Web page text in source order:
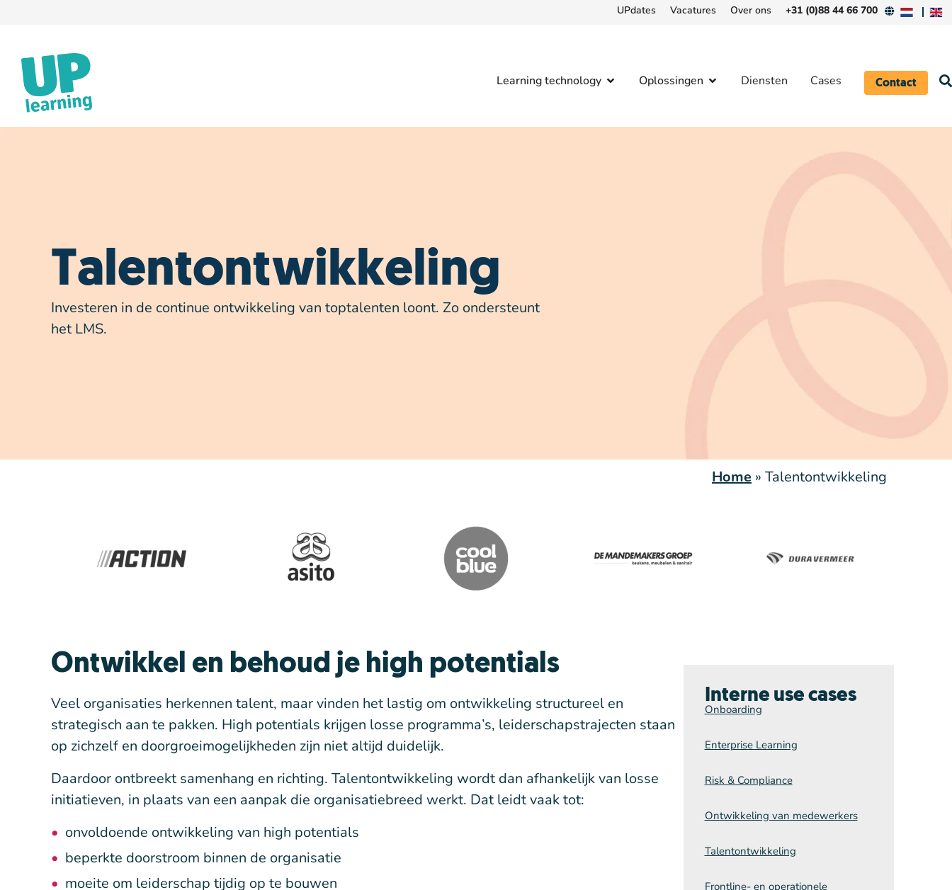
UPdates Vacatures Over ons +31 (0)88 44 66 700
Learning technology Oplossingen Diensten Cases Contact
Talentontwikkeling
Investeren in de continue ontwikkeling van toptalenten loont. Zo ondersteunt
het LMS.
Home » Talentontwikkeling
Ontwikkel en behoud je high potentials
Veel organisaties herkennen talent, maar vinden het lastig om ontwikkeling structureel en
strategisch aan te pakken. High potentials krijgen losse programma’s, leiderschapstrajecten staan
op zichzelf en doorgroeimogelijkheden zijn niet altijd duidelijk.
Daardoor ontbreekt samenhang en richting. Talentontwikkeling wordt dan afhankelijk van losse
initiatieven, in plaats van een aanpak die organisatiebreed werkt. Dat leidt vaak tot:
onvoldoende ontwikkeling van high potentials
beperkte doorstroom binnen de organisatie
moeite om leiderschap tijdig op te bouwen
Interne use cases
Onboarding
Enterprise Learning
Risk & Compliance
Ontwikkeling van medewerkers
Talentontwikkeling
Frontline- en operationele